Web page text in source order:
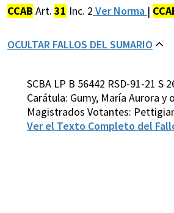
CCAB Art. 31 Inc. 2 Ver Norma |
OCULTAR FALLOS DEL SUMARIO
SCBA LP B 56442 RSD-91-21 S
Carátula: Gumy, María Aurora
Magistrados Votantes:
Ver el Texto Completo del